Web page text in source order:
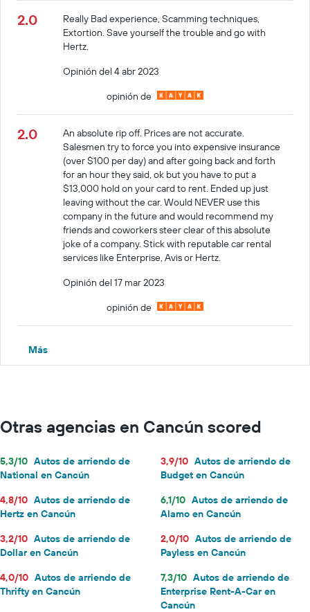
2.0
Really Bad experience, Scamming techniques,
Extortion. Save yourself the trouble and go with
Hertz.
Opinión del 4 abr 2023
opinión de
2.0
An absolute rip off. Prices are not accurate.
Salesmen try to force you into expensive insurance
(over $100 per day) and after going back and forth
for an hour they said, ok but you have to put a
$13,000 hold on your card to rent. Ended up just
leaving without the car. Would NEVER use this
company in the future and would recommend my
friends and coworkers steer clear of this absolute
joke of a company. Stick with reputable car rental
services like Enterprise, Avis or Hertz.
Opinión del 17 mar 2023
opinión de
Más
Otras agencias en Cancún scored
5,3/10 Autos de arriendo de
National en Cancún
3,9/10 Autos de arriendo de
Budget en Cancún
4,8/10 Autos de arriendo de
Hertz en Cancún
6,1/10 Autos de arriendo de
Alamo en Cancún
3,2/10 Autos de arriendo de
Dollar en Cancún
2,0/10 Autos de arriendo de
Payless en Cancún
4,0/10 Autos de arriendo de
Thrifty en Cancún
7,3/10 Autos de arriendo de
Enterprise Rent-A-Car en
Cancún